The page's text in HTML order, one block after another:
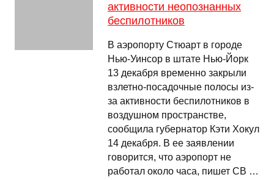
активности неопознанных
беспилотников
В аэропорту Стюарт в городе
Нью-Уинсор в штате Нью-Йорк
13 декабря временно закрыли
взлетно-посадочные полосы из-
за активности беспилотников в
воздушном пространстве,
сообщила губернатор Кэти Хокул
14 декабря. В ее заявлении
говорится, что аэропорт не
работал около часа, пишет CB …